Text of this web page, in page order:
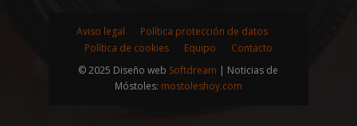
Aviso legal
Política protección de datos
Política de cookies
Equipo
Contacto
© 2025 Diseño web Softdream | Noticias de
Móstoles: mostoleshoy.com